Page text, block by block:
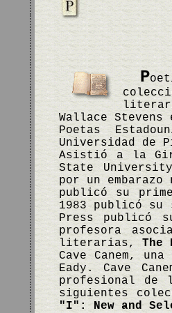
P
Wallace Stevens
Poetas
Universidad de
Asistió a la
State
por un
publicó su
1983 publicó su
Press publicó
profesora
literarias,The
Cave Canem,
Eady. Cave
profesional de
siguientes
"I": New and